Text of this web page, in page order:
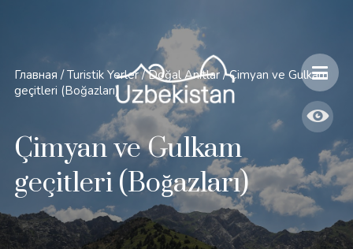
Главная / Turistik Yerler / Doğal Anıtlar / Çimyan ve Gulkam
geçitleri (Boğazları)
Çimyan ve Gulkam
geçitleri (Boğazları)